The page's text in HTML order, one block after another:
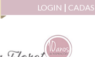
LOGIN